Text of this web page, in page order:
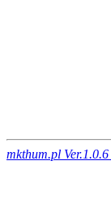
mkthum.pl Ver.1.0.6